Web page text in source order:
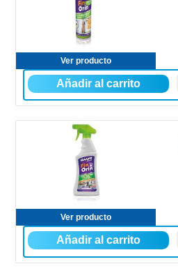
Ver producto
Ver producto